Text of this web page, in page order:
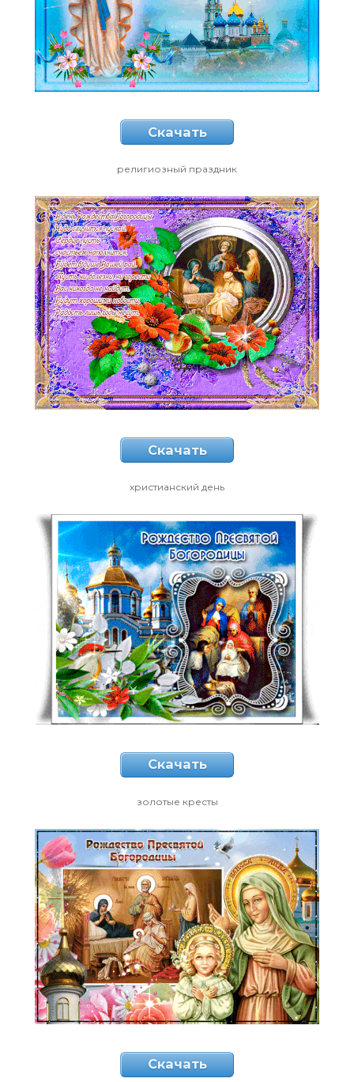
Скачать
религиозный праздник
Скачать
христианский день
Скачать
золотые кресты
Скачать